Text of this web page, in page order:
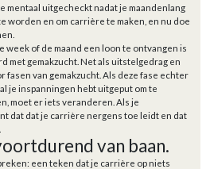
mentaal uitgecheckt nadat je maandenlang
worden en om carrière te maken, en nu doe
week of de maand een loon te ontvangen is
met gemakzucht. Net als uitstelgedrag en
fasen van gemakzucht. Als deze fase echter
je inspanningen hebt uitgeput om te
moet er iets veranderen. Als je
dat dat je carrière nergens toe leidt en dat
van baan.
een teken dat je carrière op niets